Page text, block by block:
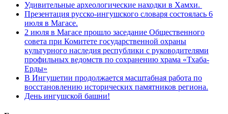
Удивительные археологические находки в Хамхи.
Презентация русско-ингушского словаря состоялась 6
июля в Магасе.
2 июля в Магасе прошло заседание Общественного
совета при Комитете государственной охраны
культурного наследия республики с руководителями
профильных ведомств по сохранению храма «Тхаба-
Ерды»
В Ингушетии продолжается масштабная работа по
восстановлению исторических памятников региона.
День ингушской башни!